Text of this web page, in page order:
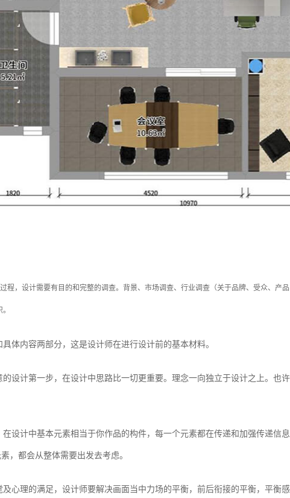
程，设计需要有目的和完整的调查。背景、市场调查、行业调查（关于品牌、受众、
体内容两部分，这是设计师在进行设计前的基本材料。
设计第一步，在设计中思路比一切更重要。理念一向独立于设计之上。也
设计中基本元素相当于你作品的构件，每一个元素都在传递和加强传递信
，都会从整体需要出发去考虑。
及心理的满足，设计师要解决画面当中力场的平衡，前后衔接的平衡，平衡